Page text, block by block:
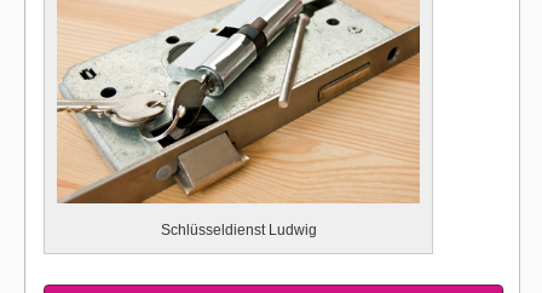
Schlüsseldienst Ludwig